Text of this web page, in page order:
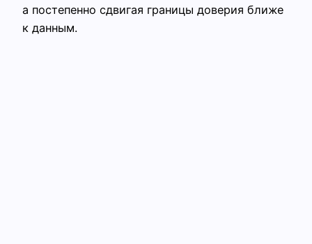
а постепенно сдвигая границы доверия ближе
к данным.